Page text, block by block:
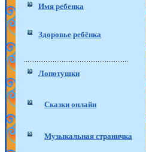
Имя ребенка
Здоровье ребёнка
Лопотушки
Сказки онлайн
Музыкальная страничка